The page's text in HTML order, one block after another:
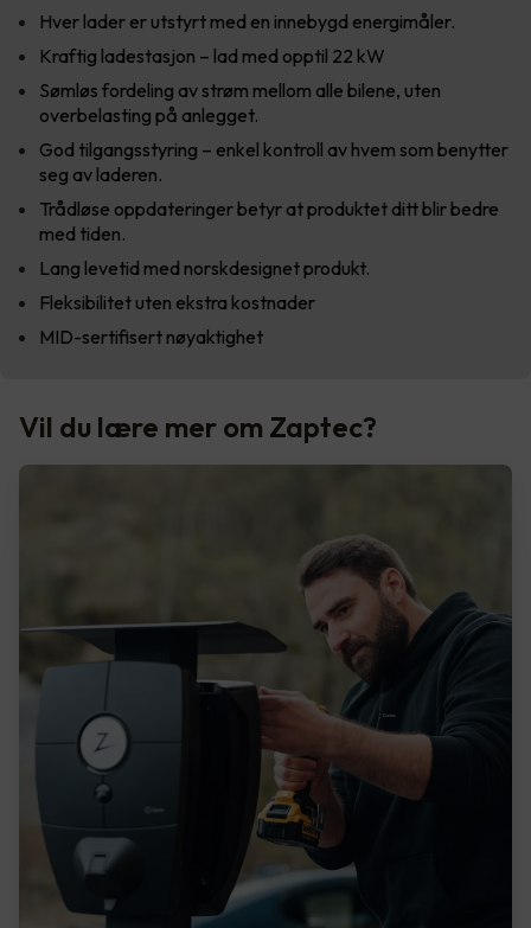
Hver lader er utstyrt med en innebygd energimåler.
Kraftig ladestasjon – lad med opptil 22 kW
Sømløs fordeling av strøm mellom alle bilene, uten
overbelasting på anlegget.
God tilgangsstyring – enkel kontroll av hvem som benytter
seg av laderen.
Trådløse oppdateringer betyr at produktet ditt blir bedre
med tiden.
Lang levetid med norskdesignet produkt.
Fleksibilitet uten ekstra kostnader
MID-sertifisert nøyaktighet
Vil du lære mer om Zaptec?